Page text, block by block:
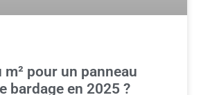
m² pour un panneau
bardage en 2025 ?